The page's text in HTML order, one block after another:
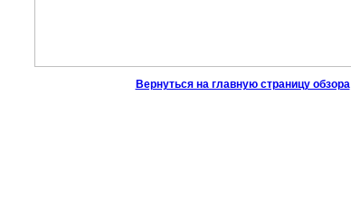
Вернуться на главную страницу обзора